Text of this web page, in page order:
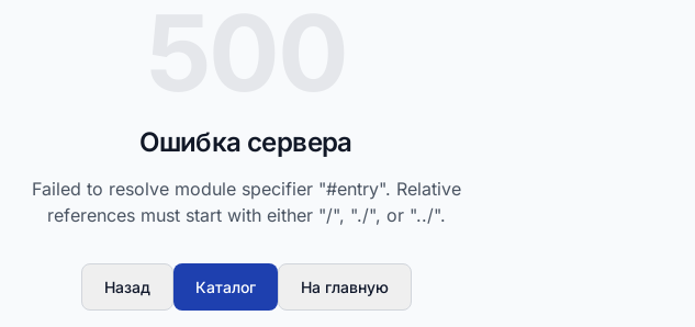
Ошибка сервера
Failed to resolve module specifier "#entry". Relative
references must start with either "/", "./", or "../".
Назад Каталог На главную